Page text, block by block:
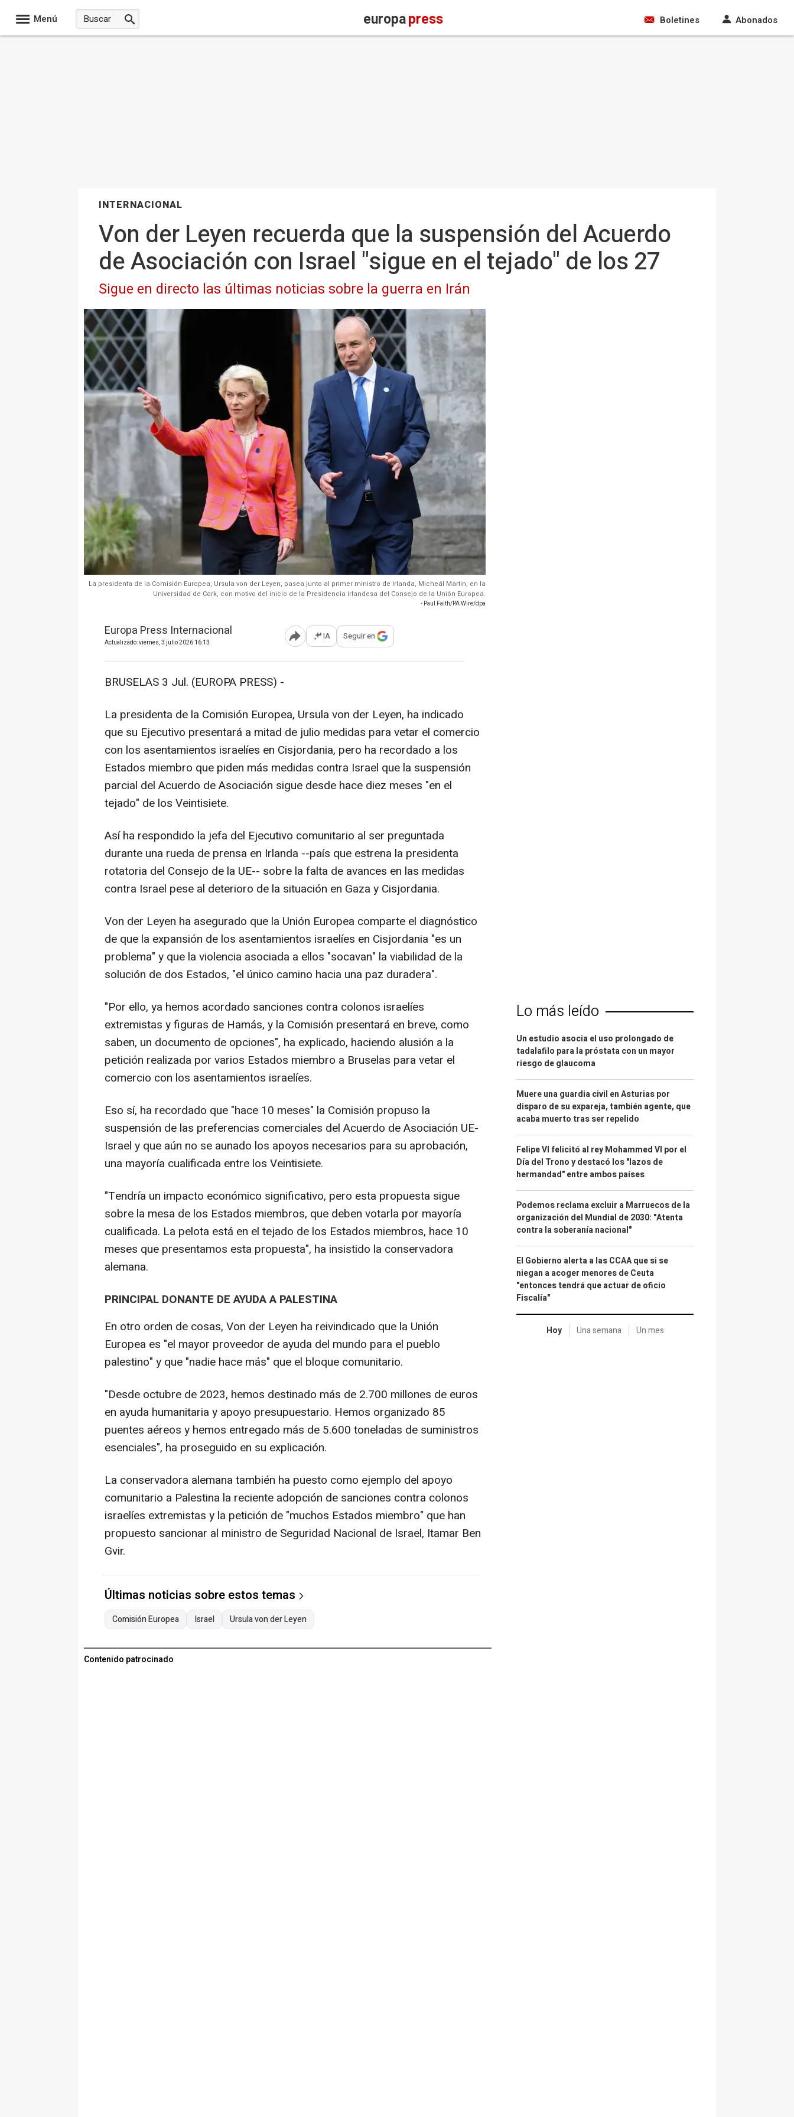
Menú europapress Boletines Abonados
INTERNACIONAL
Von der Leyen recuerda que la suspensión del Acuerdo
de Asociación con Israel "sigue en el tejado" de los 27
Sigue en directo las últimas noticias sobre la guerra en Irán
La presidenta de la Comisión Europea, Ursula von der Leyen, pasea junto al primer ministro de Irlanda, Micheál Martin, en la
Universidad de Cork, con motivo del inicio de la Presidencia irlandesa del Consejo de la Unión Europea.
- Paul Faith/PA Wire/dpa
Europa Press Internacional
Actualizado: viernes, 3 julio 2026 16:13 Abrir opciones para compartir
IA Seguir en
BRUSELAS 3 Jul. (EUROPA PRESS) -
La presidenta de la Comisión Europea, Ursula von der Leyen, ha indicado
que su Ejecutivo presentará a mitad de julio medidas para vetar el comercio
con los asentamientos israelíes en Cisjordania, pero ha recordado a los
Estados miembro que piden más medidas contra Israel que la suspensión
parcial del Acuerdo de Asociación sigue desde hace diez meses "en el
tejado" de los Veintisiete.
Así ha respondido la jefa del Ejecutivo comunitario al ser preguntada
durante una rueda de prensa en Irlanda --país que estrena la presidenta
rotatoria del Consejo de la UE-- sobre la falta de avances en las medidas
contra Israel pese al deterioro de la situación en Gaza y Cisjordania.
Von der Leyen ha asegurado que la Unión Europea comparte el diagnóstico
de que la expansión de los asentamientos israelíes en Cisjordania "es un
problema" y que la violencia asociada a ellos "socavan" la viabilidad de la
solución de dos Estados, "el único camino hacia una paz duradera".
"Por ello, ya hemos acordado sanciones contra colonos israelíes
extremistas y figuras de Hamás, y la Comisión presentará en breve, como
saben, un documento de opciones", ha explicado, haciendo alusión a la
petición realizada por varios Estados miembro a Bruselas para vetar el
comercio con los asentamientos israelíes.
Eso sí, ha recordado que "hace 10 meses" la Comisión propuso la
suspensión de las preferencias comerciales del Acuerdo de Asociación UE-
Israel y que aún no se aunado los apoyos necesarios para su aprobación,
una mayoría cualificada entre los Veintisiete.
"Tendría un impacto económico significativo, pero esta propuesta sigue
sobre la mesa de los Estados miembros, que deben votarla por mayoría
cualificada. La pelota está en el tejado de los Estados miembros, hace 10
meses que presentamos esta propuesta", ha insistido la conservadora
alemana.
PRINCIPAL DONANTE DE AYUDA A PALESTINA
En otro orden de cosas, Von der Leyen ha reivindicado que la Unión
Europea es "el mayor proveedor de ayuda del mundo para el pueblo
palestino" y que "nadie hace más" que el bloque comunitario.
"Desde octubre de 2023, hemos destinado más de 2.700 millones de euros
en ayuda humanitaria y apoyo presupuestario. Hemos organizado 85
puentes aéreos y hemos entregado más de 5.600 toneladas de suministros
esenciales", ha proseguido en su explicación.
La conservadora alemana también ha puesto como ejemplo del apoyo
comunitario a Palestina la reciente adopción de sanciones contra colonos
israelíes extremistas y la petición de "muchos Estados miembro" que han
propuesto sancionar al ministro de Seguridad Nacional de Israel, Itamar Ben
Gvir.
Últimas noticias sobre estos temas
Comisión Europea Israel Ursula von der Leyen
Contenido patrocinado
Lo más leído
Un estudio asocia el uso prolongado de
tadalafilo para la próstata con un mayor
riesgo de glaucoma
Muere una guardia civil en Asturias por
disparo de su expareja, también agente, que
acaba muerto tras ser repelido
Felipe VI felicitó al rey Mohammed VI por el
Día del Trono y destacó los "lazos de
hermandad" entre ambos países
Podemos reclama excluir a Marruecos de la
organización del Mundial de 2030: "Atenta
contra la soberanía nacional"
El Gobierno alerta a las CCAA que si se
niegan a acoger menores de Ceuta
"entonces tendrá que actuar de oficio
Fiscalía"
Hoy Una semana Un mes